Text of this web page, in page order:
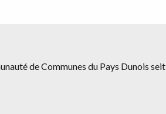
de Communes du Pays Dunois seit